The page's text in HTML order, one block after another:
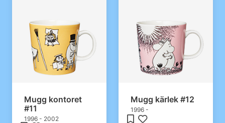
Mugg kontoret
#11
1996 - 2002
Mugg kärlek #12
1996 -